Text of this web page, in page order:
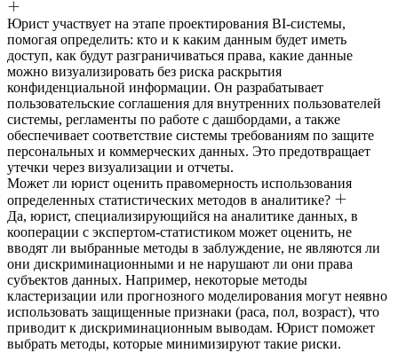
Юрист участвует на этапе проектирования BI-системы,
помогая определить: кто и к каким данным будет иметь
доступ, как будут разграничиваться права, какие данные
можно визуализировать без риска раскрытия
конфиденциальной информации. Он разрабатывает
пользовательские соглашения для внутренних пользователей
системы, регламенты по работе с дашбордами, а также
обеспечивает соответствие системы требованиям по защите
персональных и коммерческих данных. Это предотвращает
утечки через визуализации и отчеты.
Может ли юрист оценить правомерность использования
определенных статистических методов в аналитике?
Да, юрист, специализирующийся на аналитике данных, в
кооперации с экспертом-статистиком может оценить, не
вводят ли выбранные методы в заблуждение, не являются ли
они дискриминационными и не нарушают ли они права
субъектов данных. Например, некоторые методы
кластеризации или прогнозного моделирования могут неявно
использовать защищенные признаки (раса, пол, возраст), что
приводит к дискриминационным выводам. Юрист поможет
выбрать методы, которые минимизируют такие риски.